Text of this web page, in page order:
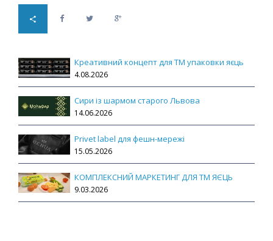
Креативний концепт для ТМ упаковки яєць
4.08.2026
Сири із шармом старого Львова
14.06.2026
Privet label для фешн-мережі
15.05.2026
КОМПЛЕКСНИЙ МАРКЕТИНГ ДЛЯ ТМ ЯЄЦЬ
9.03.2026